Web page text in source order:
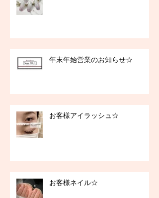
年末年始営業のお知らせ☆
お客様アイラッシュ☆
お客様ネイル☆